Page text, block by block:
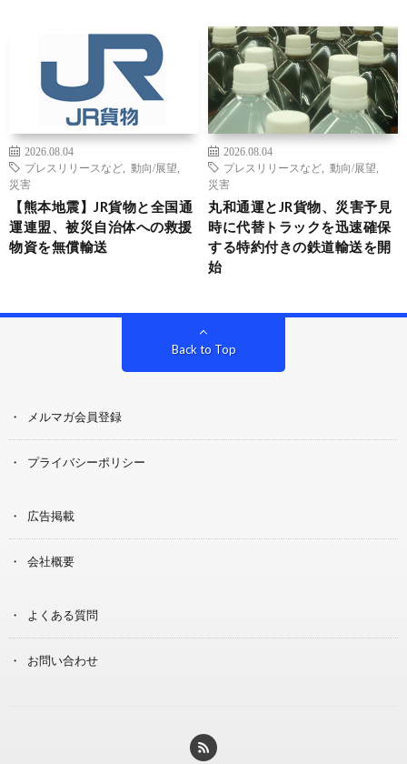
2026.08.04
プレスリリースなど
動向/展望
災害
【熊本地震】JR貨物と全国通
運連盟、被災自治体への救援
物資を無償輸送
2026.08.04
プレスリリースなど
動向/展望
災害
丸和通運とJR貨物、災害予見
時に代替トラックを迅速確保
する特約付きの鉄道輸送を開
始
Back to Top
メルマガ会員登録
プライバシーポリシー
広告掲載
会社概要
よくある質問
お問い合わせ